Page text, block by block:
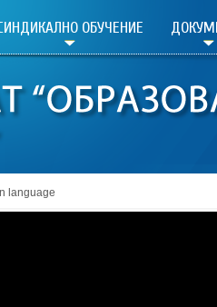
ОБУЧЕНИЕ
language